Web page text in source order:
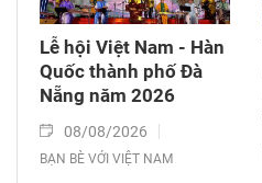
Lễ hội Việt Nam - Hàn
Quốc thành phố Đà
Nẵng năm 2026
08/08/2026
BẠN BÈ VỚI VIỆT NAM